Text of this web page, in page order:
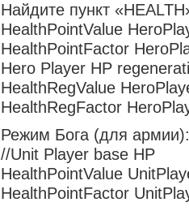
Найдите пункт
HealthPointValue
HealthPointFactor
Hero Player HP
HealthRegValue
HealthRegFactor
Режим Бога (для армии):
//Unit Player base HP
HealthPointValue
HealthPointFactor